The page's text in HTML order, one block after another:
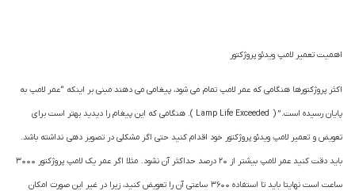
اهمیت تعمیر لامپ ویدئو پروژکتور
اکثر پروژکتورها هنگامی که عمر لامپ تمام می شود، پیغامی می دهند مبنی بر اینکه “عمر لامپ به
پایان رسیده است.” ( Lamp Life Exceeded ). هنگامی که این پیغام را دیدید بهتر است برای
تعویض و تعمیر لامپ ویدئو پروژکتور خود اقدام کنید حتی اگر مشکلی در تصویر دهی نداشته باشد.
باید دقت کنید عمر لامپ بیشتر از ۲۰ درصد حداکثر آن نشود. مثلا اگر عمر یک لامپ پروژکتور ۳۰۰۰
ساعت است نهایتا باید تا استفاده ۳۶۰۰ ساعتی آن را تعویض کنید، زیرا در غیر این صورت امکان